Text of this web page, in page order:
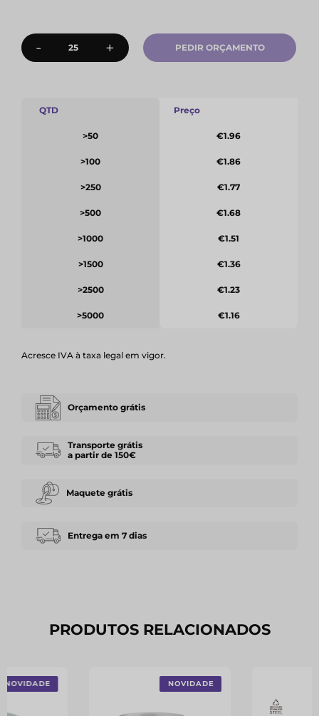
- + PEDIR ORÇAMENTO
QTD
>50
>100
>250
>500
>1000
>1500
>2500
>5000
Preço
€1.96
€1.86
€1.77
€1.68
€1.51
€1.36
€1.23
€1.16
Acresce IVA à taxa legal em vigor.
Orçamento grátis
Transporte grátis
a partir de 150€
Maquete grátis
Entrega em 7 dias
PRODUTOS RELACIONADOS
NOVIDADE NOVIDADE